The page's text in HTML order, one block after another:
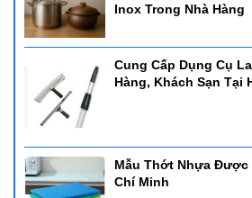
Inox Trong Nhà Hàng
Cung Cấp Dụng Cụ
Hàng, Khách Sạn Tại
Mẫu Thớt Nhựa Được
Chí Minh